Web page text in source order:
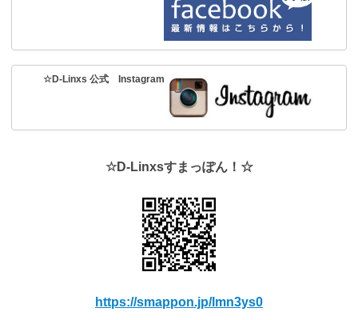
☆D-Linxs 公式 Instagram
☆D-Linxsすまっぽん！☆
https://smappon.jp/lmn3ys0